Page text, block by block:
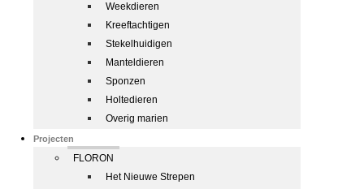
Weekdieren
Kreeftachtigen
Stekelhuidigen
Manteldieren
Sponzen
Holtedieren
Overig marien
Projecten
FLORON
Het Nieuwe Strepen